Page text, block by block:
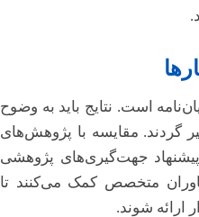
است. نتایج باید به وضوح
گردند. مقایسه با پژوهش‌های
جهت‌گیری‌های پژوهشی
متخصص کمک می‌کنند تا
ارائه شوند.